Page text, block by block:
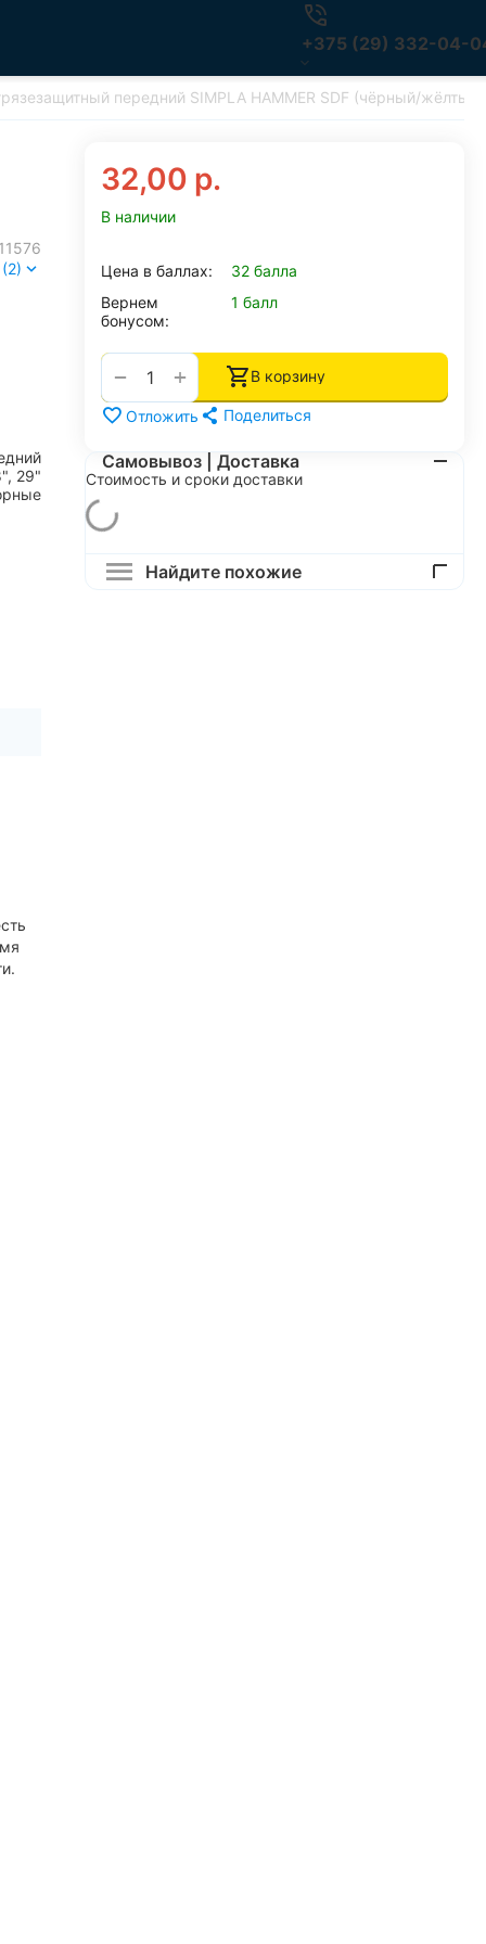
+375 (29) 332-04-
передний SIMPLA HAMMER SDF (чёрный/жёлтый)
29"
32,00 р.
В наличии
Цена в баллах:
32 балла
Вернем
бонусом:
1 балл
+
− В корзину
Отложить Поделиться
Самовывоз | Доставка
Стоимость и сроки доставки
Найдите похожие